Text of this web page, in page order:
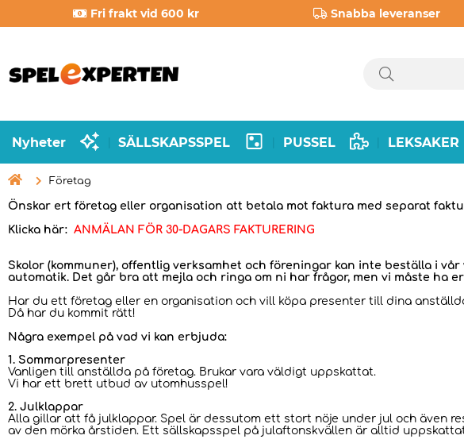
Fri frakt vid 600 kr Snabba leveranser
Nyheter SÄLLSKAPSSPEL PUSSEL LEKSAKER
 Företag
Önskar ert företag eller organisation att betala mot faktura med separat
Klicka här: ANMÄLAN FÖR 30-DAGARS FAKTURERING
Skolor (kommuner), offentlig verksamhet och föreningar kan inte beställa i
automatik. Det går bra att mejla och ringa om ni har frågor, men vi måste ha
Har du ett företag eller en organisation och vill köpa presenter till dina
Då har du kommit rätt!
Några exempel på vad vi kan erbjuda:
1. Sommarpresenter
Vanligen till anställda på företag. Brukar vara väldigt uppskattat.
Vi har ett brett utbud av utomhusspel!
2. Julklappar
Alla gillar att få julklappar. Spel är dessutom ett stort nöje under jul och även
av den mörka årstiden. Ett sällskapsspel på julaftonskvällen är alltid